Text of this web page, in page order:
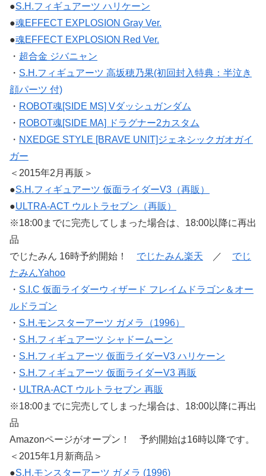
●S.H.フィギュアーツ ハリケーン
●魂EFFECT EXPLOSION Gray Ver.
●魂EFFECT EXPLOSION Red Ver.
・ 超合金 ジバニャン
・ S.H.フィギュアーツ 高坂穂乃果(初回封入特典：半泣き
顔パーツ 付)
・ ROBOT魂[SIDE MS] Vダッシュガンダム
・ ROBOT魂[SIDE MA] ドラグナー2カスタム
・ NXEDGE STYLE [BRAVE UNIT]ジェネシックガオガイ
ガー
＜2015年2月再販＞
●S.H.フィギュアーツ 仮面ライダーV3（再販）
●ULTRA-ACT ウルトラセブン（再販）
※18:00までに完売してしまった場合は、18:00以降に再出
品
でじたみん 16時予約開始！ でじたみん楽天 ／
でじ
たみんYahoo
・ S.I.C 仮面ライダーウィザード フレイムドラゴン＆オー
ルドラゴン
・ S.H.モンスターアーツ ガメラ（1996）
・ S.H.フィギュアーツ シャドームーン
・ S.H.フィギュアーツ 仮面ライダーV3 ハリケーン
・ S.H.フィギュアーツ 仮面ライダーV3 再販
・ ULTRA-ACT ウルトラセブン 再販
※18:00までに完売してしまった場合は、18:00以降に再出
品
Amazonページがオープン！ 予約開始は16時以降です。
＜2015年1月新商品＞
●S.H.モンスターアーツ ガメラ (1996)